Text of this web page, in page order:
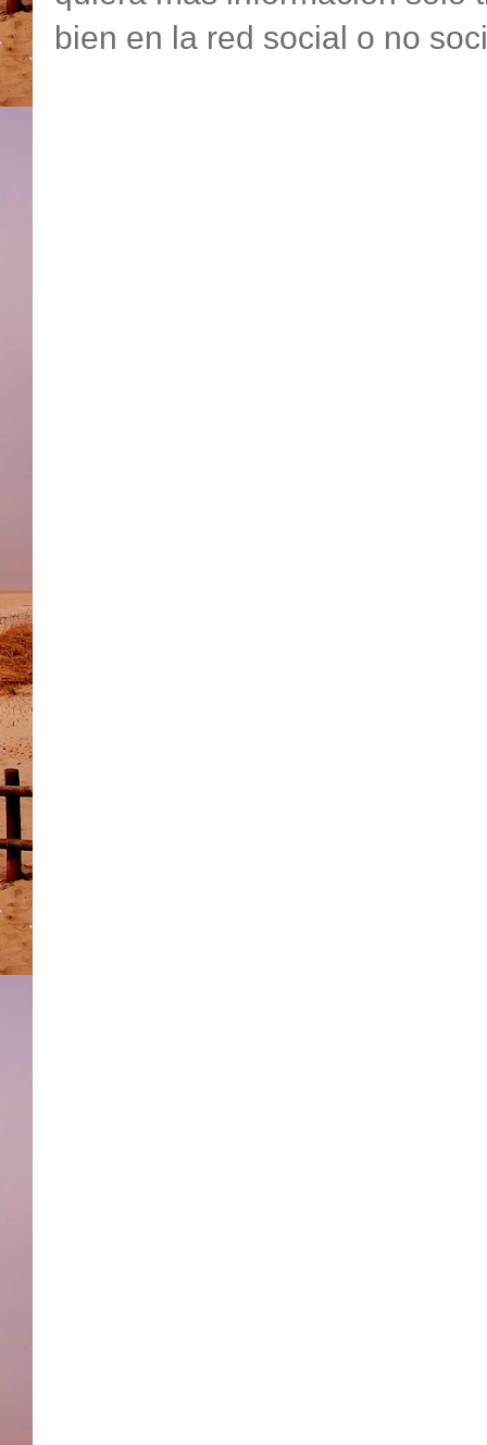
bien en la red social o no